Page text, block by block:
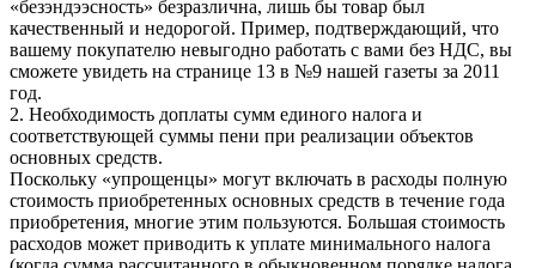
«безэндээсность» безразлична, лишь бы товар был
качественный и недорогой. Пример, подтверждающий, что
вашему покупателю невыгодно работать с вами без НДС, вы
сможете увидеть на странице 13 в №9 нашей газеты за 2011
год.
2. Необходимость доплаты сумм единого налога и
соответствующей суммы пени при реализации объектов
основных средств.
Поскольку «упрощенцы» могут включать в расходы полную
стоимость приобретенных основных средств в течение года
приобретения, многие этим пользуются. Большая стоимость
расходов может приводить к уплате минимального налога